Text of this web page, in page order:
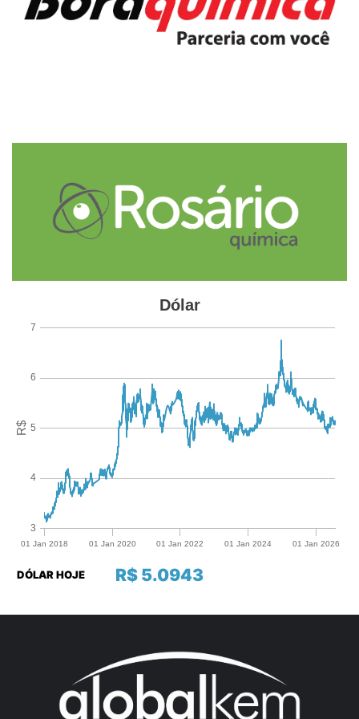
metalurgia
papel e celulose produtos químicos setor industrial
R$ 5.0943
DÓLAR HOJE